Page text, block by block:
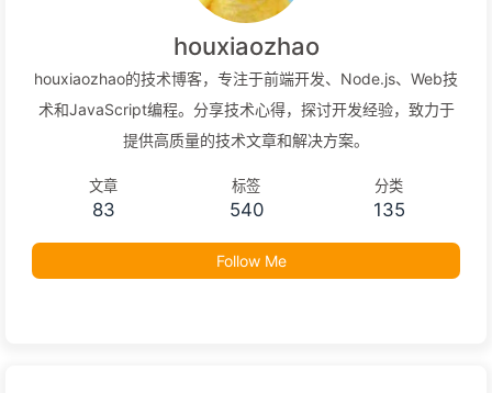
houxiaozhao
houxiaozhao的技术博客，专注于前端开发、Node.js、Web技
术和JavaScript编程。分享技术心得，探讨开发经验，致力于
提供高质量的技术文章和解决方案。
文章
83
标签
540
分类
135
Follow Me